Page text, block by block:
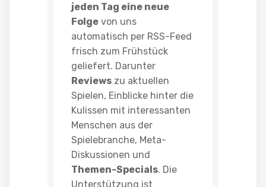
jeden Tag eine neue
Folge von uns
automatisch per RSS-Feed
frisch zum Frühstück
geliefert. Darunter
Reviews zu aktuellen
Spielen, Einblicke hinter die
Kulissen mit interessanten
Menschen aus der
Spielebranche, Meta-
Diskussionen und
Themen-Specials. Die
Unterstützung ist